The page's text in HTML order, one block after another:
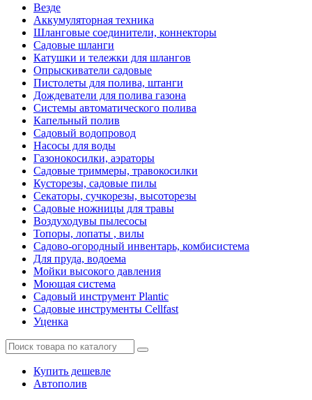
Везде
Аккумуляторная техника
Шланговые соединители, коннекторы
Садовые шланги
Катушки и тележки для шлангов
Опрыскиватели садовые
Пистолеты для полива, штанги
Дождеватели для полива газона
Системы автоматического полива
Капельный полив
Садовый водопровод
Насосы для воды
Газонокосилки, аэраторы
Садовые триммеры, травокосилки
Кусторезы, садовые пилы
Секаторы, сучкорезы, высоторезы
Садовые ножницы для травы
Воздуходувы пылесосы
Топоры, лопаты , вилы
Садово-огородный инвентарь, комбисистема
Для пруда, водоема
Мойки высокого давления
Моющая система
Садовый инструмент Plantic
Садовые инструменты Cellfast
Уценка
Купить дешевле
Автополив